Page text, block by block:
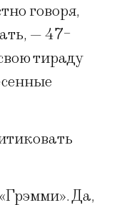
говоря,
— 47-
тираду
Да,